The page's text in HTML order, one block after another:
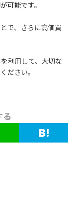
可能です。
で、さらに高価買
利用して、大切な
ださい。
る